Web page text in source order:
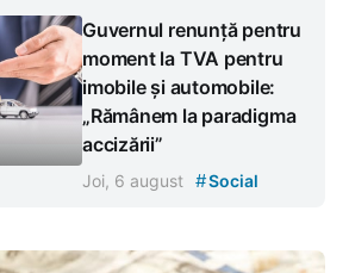
Guvernul renunță pentru
moment la TVA pentru
imobile și automobile:
„Rămânem la paradigma
accizării”
Joi, 6 august #Social